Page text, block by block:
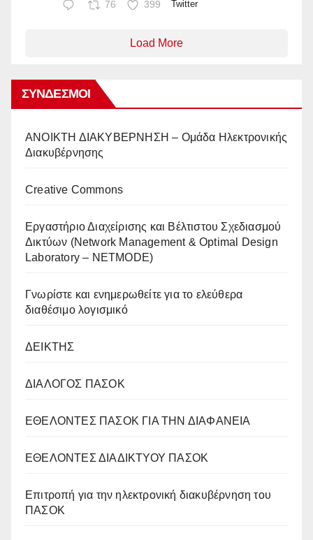
76 399 Twitter
Load More
ΣΎΝΔΕΣΜΟΙ
AΝΟΙΚΤΗ ΔΙΑΚΥΒΕΡΝΗΣΗ – Ομάδα Ηλεκτρονικής
Διακυβέρνησης
Creative Commons
Eργαστήριο Διαχείρισης και Βέλτιστου Σχεδιασμού
Δικτύων (Network Management & Optimal Design
Laboratory – NETMODE)
Γνωρίστε και ενημερωθείτε για το ελεύθερα
διαθέσιμο λογισμικό
ΔΕΙΚΤΗΣ
ΔΙΑΛΟΓΟΣ ΠΑΣΟΚ
ΕΘΕΛΟΝΤΕΣ ΠΑΣΟΚ ΓΙΑ ΤΗΝ ΔΙΑΦΑΝΕΙΑ
ΕΘΕΛΟΝΤΕΣ ΔΙΑΔΙΚΤΥΟΥ ΠΑΣΟΚ
Επιτροπή για την ηλεκτρονική διακυβέρνηση του
ΠΑΣΟΚ